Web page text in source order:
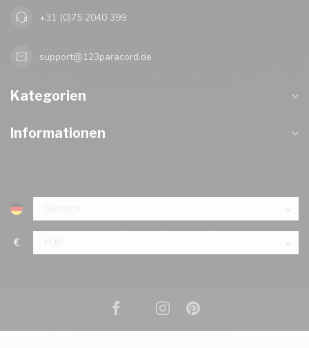
+31 (0)75 2040 399
support@123paracord.de
Kategorien
Informationen
€